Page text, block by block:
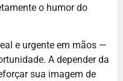
o humor do
e urgente em mãos —
A depender da
sua imagem de